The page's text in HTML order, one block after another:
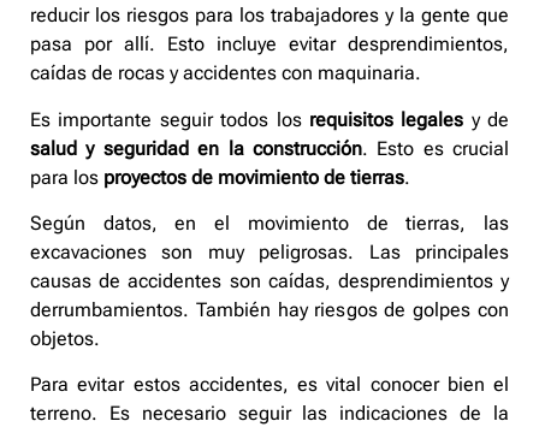
reducir los riesgos para los trabajadores y la gente que
pasa por allí. Esto incluye evitar desprendimientos,
caídas de rocas y accidentes con maquinaria.
Es importante seguir todos los requisitos legales y de
salud y seguridad en la construcción. Esto es crucial
para los proyectos de movimiento de tierras.
Según datos, en el movimiento de tierras, las
excavaciones son muy peligrosas. Las principales
causas de accidentes son caídas, desprendimientos y
derrumbamientos. También hay riesgos de golpes con
objetos.
Para evitar estos accidentes, es vital conocer bien el
terreno. Es necesario seguir las indicaciones de la